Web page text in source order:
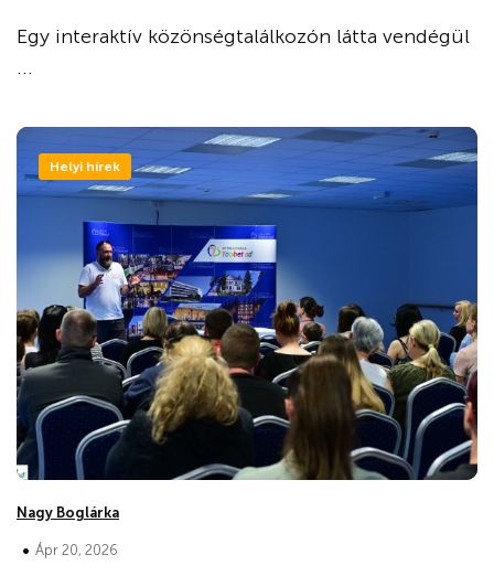
Egy interaktív közönségtalálkozón látta vendégül
...
Helyi hírek
Nagy Boglárka
• Ápr 20, 2026